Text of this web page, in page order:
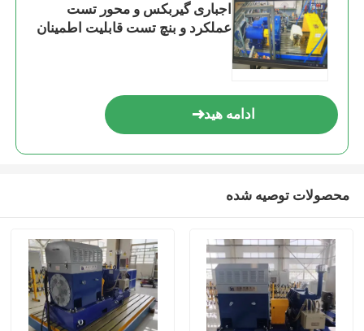
اجباری گیربکس و محور تست
عملکرد و بنچ تست قابلیت اطمینان
ادامه هید
محصولات توصیه شده